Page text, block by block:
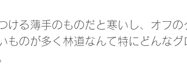
ける薄手のものだと寒いし、オフ
ものが多く林道なんて特にどんな